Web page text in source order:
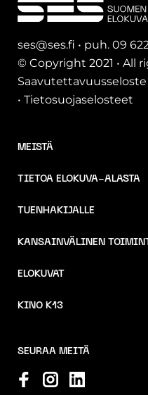
ses@ses.fi • puh. 09
© Copyright 2021 • All
Saavutettavuusseloste
• Tietosuojaselosteet
MEISTÄ
TIETOA ELOKUVA-ALASTA
TUENHAKIJALLE
KANSAINVÄLINEN
ELOKUVAT
KINO K13
SEURAA MEITÄ